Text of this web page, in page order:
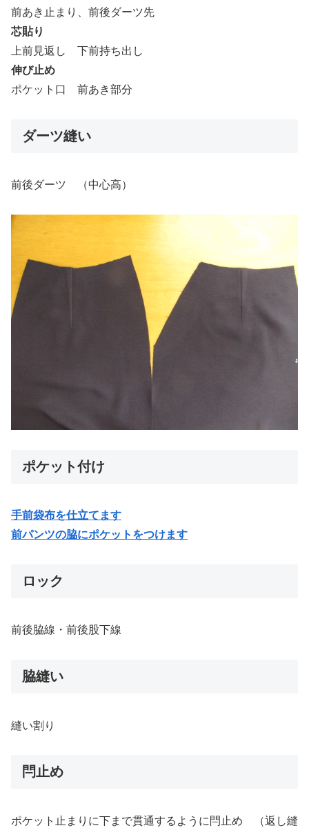
前あき止まり、前後ダーツ先
芯貼り
上前見返し 下前持ち出し
伸び止め
ポケット口 前あき部分
ダーツ縫い
前後ダーツ （中心高）
ポケット付け
手前袋布を仕立てます
前パンツの脇にポケットをつけます
ロック
前後脇線・前後股下線
脇縫い
縫い割り
閂止め
ポケット止まりに下まで貫通するように閂止め （返し縫